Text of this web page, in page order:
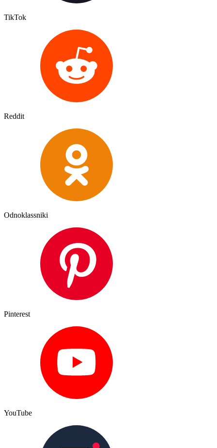
TikTok
Reddit
Odnoklassniki
Pinterest
YouTube